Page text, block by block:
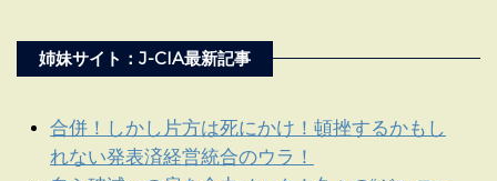
姉妹サイト：J-CIA最新記事
合併！しかし片方は死にかけ！頓挫するかもし
れない発表済経営統合のウラ！